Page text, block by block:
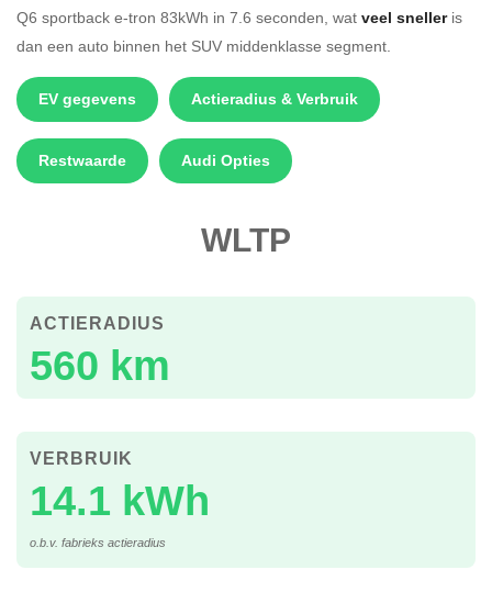
Q6 sportback e-tron 83kWh in 7.6 seconden, wat veel snelleris
dan een auto binnen het SUV middenklasse segment.
EV gegevens Actieradius & Verbruik
Restwaarde Audi Opties
WLTP
560 km
ACTIERADIUS
14.1 kWh
VERBRUIK
o.b.v. fabrieks actieradius